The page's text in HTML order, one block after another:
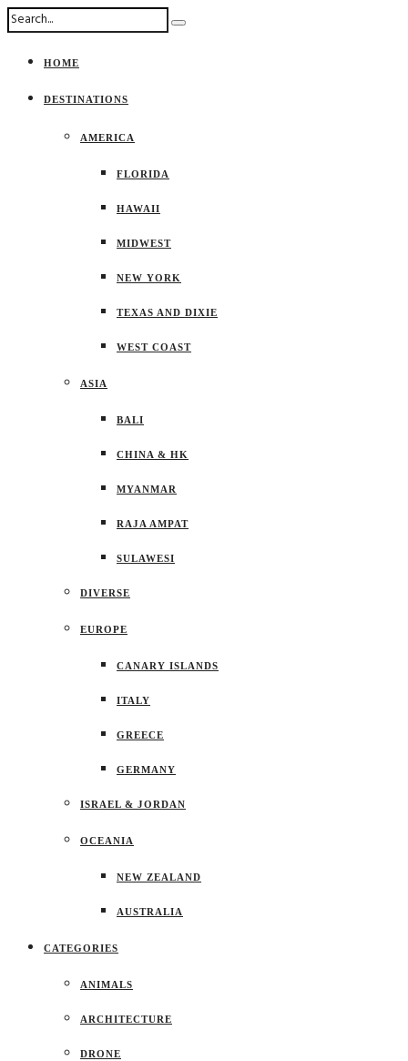
HOME
DESTINATIONS
AMERICA
FLORIDA
HAWAII
MIDWEST
NEW YORK
TEXAS AND DIXIE
WEST COAST
ASIA
BALI
CHINA & HK
MYANMAR
RAJA AMPAT
SULAWESI
DIVERSE
EUROPE
CANARY ISLANDS
ITALY
GREECE
GERMANY
ISRAEL & JORDAN
OCEANIA
NEW ZEALAND
AUSTRALIA
CATEGORIES
ANIMALS
ARCHITECTURE
DRONE